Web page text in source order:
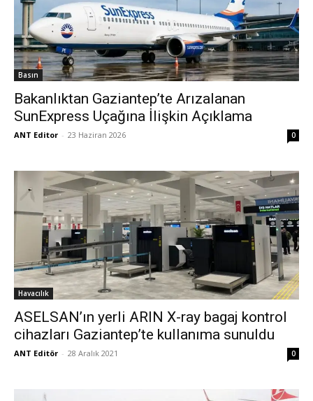
Basın
Bakanlıktan Gaziantep’te Arızalanan
SunExpress Uçağına İlişkin Açıklama
ANT Editor - 23 Haziran 2026 0
Havacılık
ASELSAN’ın yerli ARIN X-ray bagaj kontrol
cihazları Gaziantep’te kullanıma sunuldu
ANT Editör - 28 Aralık 2021 0